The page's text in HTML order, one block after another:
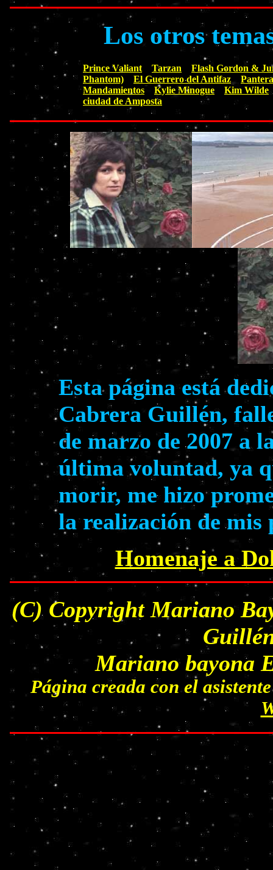
Los otros
Prince Valiant Tarzan
Flash Gordon &
Phantom)
El Guerrero del Antifaz
Mandamientos
Kylie Minogue
Kim Wilde
ciudad de Amposta
Esta página está
Cabrera Guillén,
de marzo de 2007 a
última voluntad, ya
morir, me hizo
la realización de mis
Homenaje a
(C) Copyright Mariano
Mariano bayona
Página creada con el